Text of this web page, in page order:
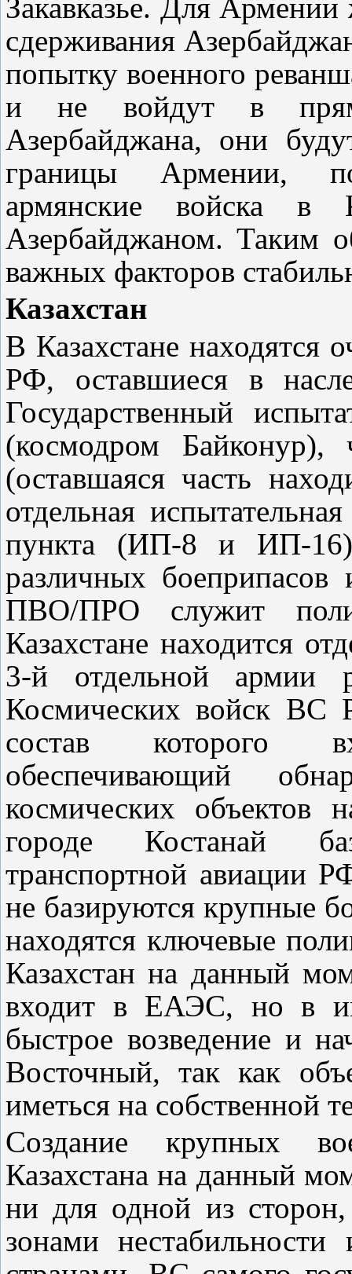
Закавказье. Для
сдерживания
попытку военного
и не войдут в
Азербайджана, они
границы Армении,
армянские войска
Азербайджаном. Таким
важных факторов
Казахстан
В Казахстане находятся
РФ, оставшиеся в
Государственный
(космодром Байконур),
(оставшаяся часть
отдельная
пункта (ИП-8 и ИП-
различных боеприпасов
ПВО/ПРО служит
Казахстане находится
3-й отдельной армии
Космических войск ВС
состав которого
обеспечивающий
космических
городе Костанай
транспортной авиации
не базируются крупные
находятся ключевые
Казахстан на данный
входит в ЕАЭС, но в
быстрое возведение и
Восточный, так как
иметься на собственной
Создание крупных
Казахстана на данный
ни для одной из
зонами